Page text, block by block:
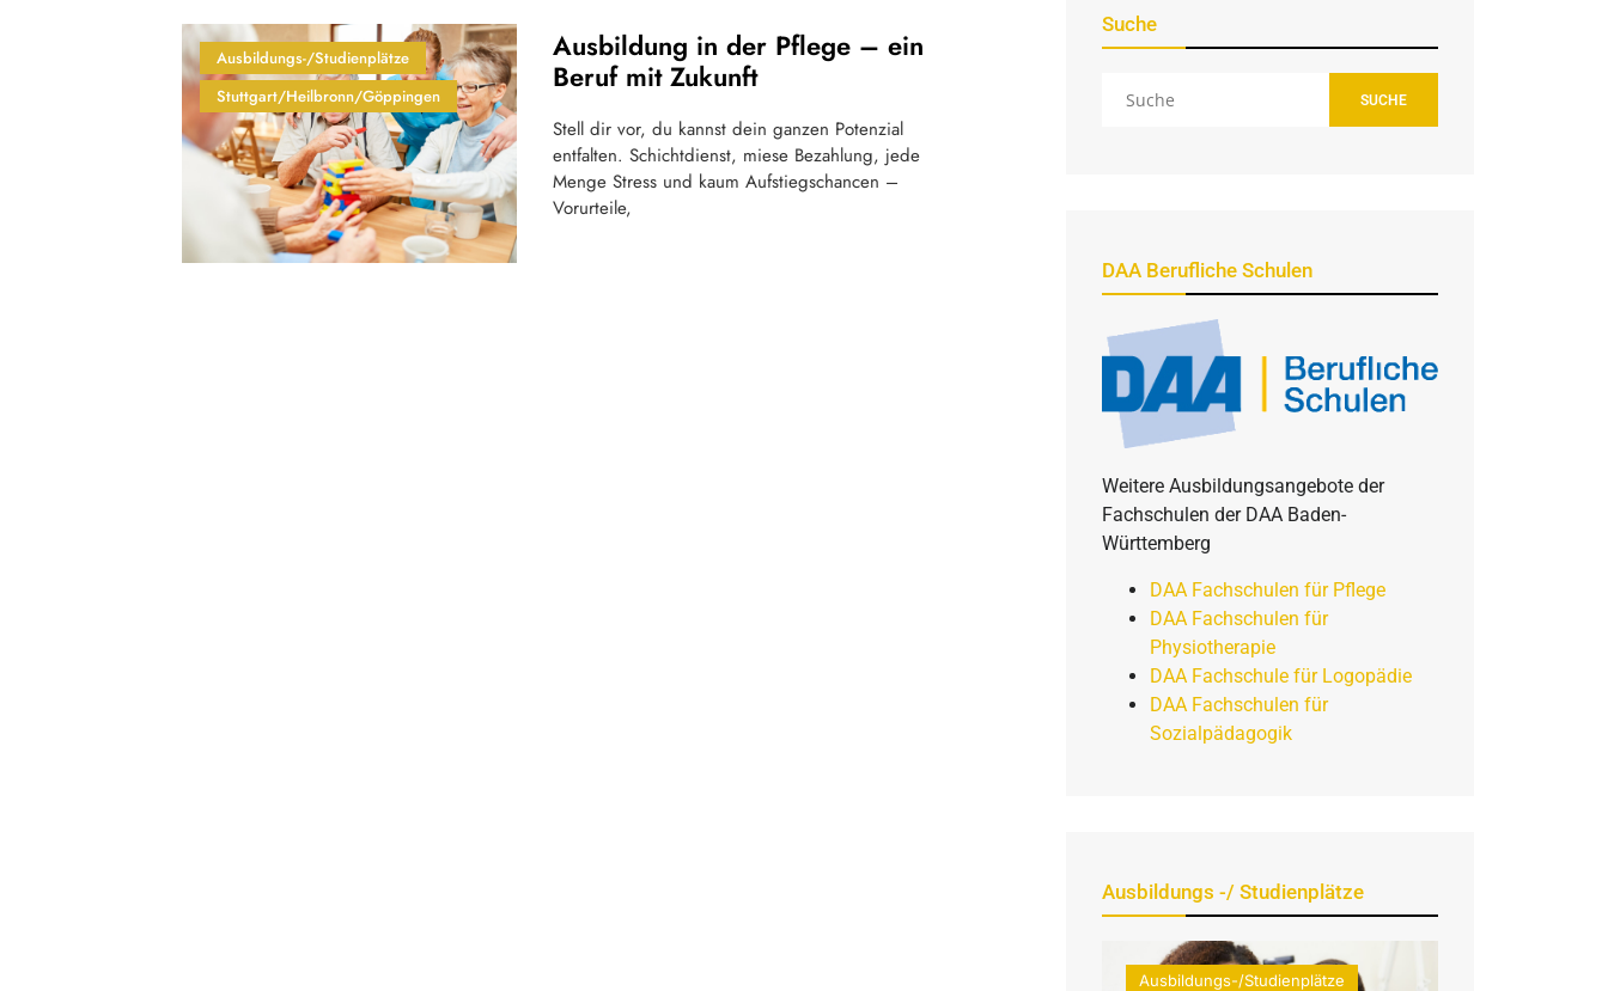
Ausbildungs-/Studienplätze
Stuttgart/Heilbronn/Göppingen
Ausbildung in der Pflege – ein
Beruf mit Zukunft
Stell dir vor, du kannst dein ganzen Potenzial
entfalten. Schichtdienst, miese Bezahlung, jede
Menge Stress und kaum Aufstiegschancen –
Vorurteile,
Suche
SUCHE
DAA Berufliche Schulen
Weitere Ausbildungsangebote der
Fachschulen der DAA Baden-
Württemberg
DAA Fachschulen für Pflege
DAA Fachschulen für
Physiotherapie
DAA Fachschule für Logopädie
DAA Fachschulen für
Sozialpädagogik
Ausbildungs -/ Studienplätze
Ausbildungs-/Studienplätze